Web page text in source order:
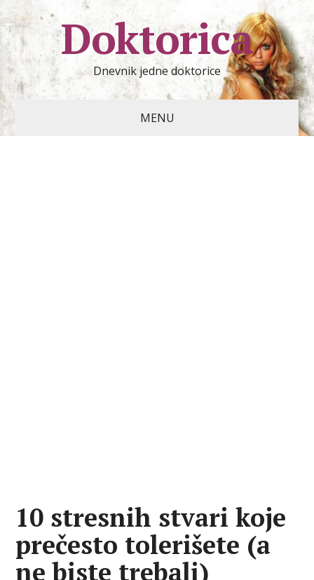
Doktorica
Dnevnik jedne doktorice
MENU
10 stresnih stvari koje
prečesto tolerišete (a
ne biste trebali)